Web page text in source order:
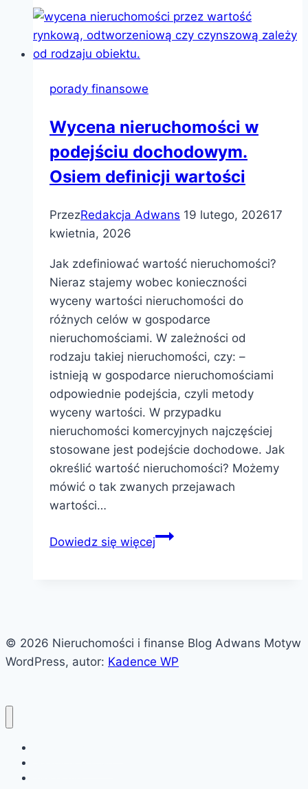
finansowe
zlecić
porady finansowe
Wycena nieruchomości w
podejściu dochodowym.
Osiem definicji wartości
PrzezRedakcja Adwans 19 lutego, 202617
kwietnia, 2026
Jak zdefiniować wartość nieruchomości?
Nieraz stajemy wobec konieczności
wyceny wartości nieruchomości do
różnych celów w gospodarce
nieruchomościami. W zależności od
rodzaju takiej nieruchomości, czy: –
istnieją w gospodarce nieruchomościami
odpowiednie podejścia, czyli metody
wyceny wartości. W przypadku
nieruchomości komercyjnych najczęściej
stosowane jest podejście dochodowe. Jak
określić wartość nieruchomości? Możemy
mówić o tak zwanych przejawach
wartości…
Dowiedz się więcejWycena
definicji
wartości
© 2026 Nieruchomości i finanse Blog Adwans Motyw
WordPress, autor: Kadence WP